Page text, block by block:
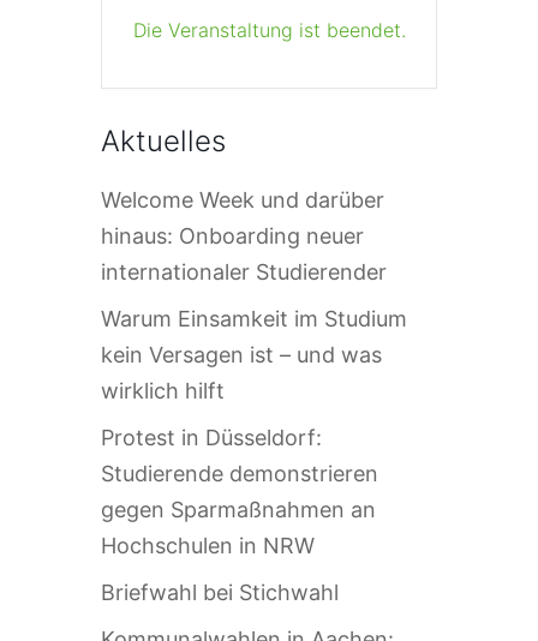
Die Veranstaltung ist beendet.
Aktuelles
Welcome Week und darüber
hinaus: Onboarding neuer
internationaler Studierender
Warum Einsamkeit im Studium
kein Versagen ist – und was
wirklich hilft
Protest in Düsseldorf:
Studierende demonstrieren
gegen Sparmaßnahmen an
Hochschulen in NRW
Briefwahl bei Stichwahl